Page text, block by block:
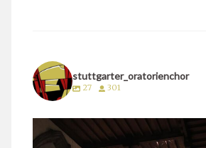
stuttgarter_oratorienchor
27 301
stuttgarter_oratorienchor
März 24